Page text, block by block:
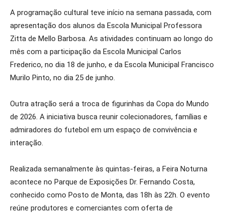
A programação cultural teve início na semana passada, com
apresentação dos alunos da Escola Municipal Professora
Zitta de Mello Barbosa. As atividades continuam ao longo do
mês com a participação da Escola Municipal Carlos
Frederico, no dia 18 de junho, e da Escola Municipal Francisco
Murilo Pinto, no dia 25 de junho.
Outra atração será a troca de figurinhas da Copa do Mundo
de 2026. A iniciativa busca reunir colecionadores, famílias e
admiradores do futebol em um espaço de convivência e
interação.
Realizada semanalmente às quintas-feiras, a Feira Noturna
acontece no Parque de Exposições Dr. Fernando Costa,
conhecido como Posto de Monta, das 18h às 22h. O evento
reúne produtores e comerciantes com oferta de